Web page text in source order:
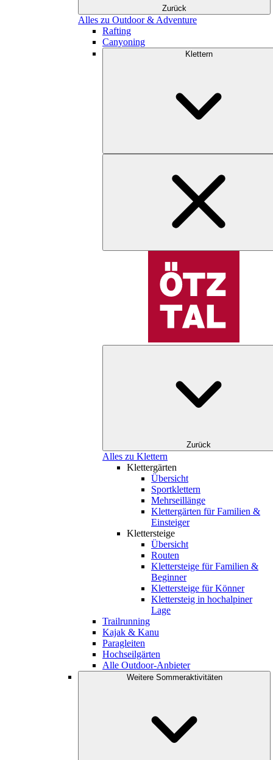
Zurück
Alles zu Outdoor & Adventure
Rafting
Canyoning
Klettern
Zurück
Alles zu Klettern
Klettergärten
Übersicht
Sportklettern
Mehrseillänge
Klettergärten für Familien &
Einsteiger
Klettersteige
Übersicht
Routen
Klettersteige für Familien &
Beginner
Klettersteige für Könner
Klettersteig in hochalpiner
Lage
Trailrunning
Kajak & Kanu
Paragleiten
Hochseilgärten
Alle Outdoor-Anbieter
Weitere Sommeraktivitäten